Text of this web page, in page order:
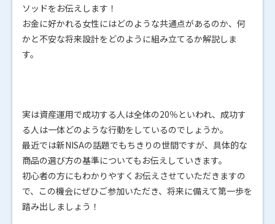
ソッドをお伝えします！
お金に好かれる女性にはどのような共通点があるのか、何
かと不安な将来設計をどのように組み立てるか解説しま
す。
実は資産運用で成功する人は全体の20％といわれ、成功す
る人は一体どのような行動をしているのでしょうか。
最近では新NISAの話題でもちきりの世間ですが、具体的な
商品の選び方の基準についてもお伝えしていきます。
初心者の方にもわかりやすくお伝えさせていただきますの
で、この機会にぜひご参加いただき、将来に備えて第一歩を
踏み出しましょう！